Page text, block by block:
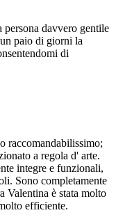
davvero gentile
paio di giorni la
di
raccomandabilissimo;
a regola d' arte.
integre e funzionali,
Sono completamente
Valentina è stata molto
efficiente.